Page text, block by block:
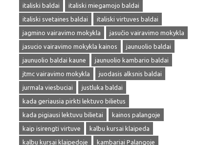
italiski baldai
italiski miegamojo baldai
italiski svetaines baldai
italiski virtuves baldai
jagmino vairavimo mokykla
jasučio vairavimo mokykla
jasucio vairavimo mokykla kainos
jaunuolio baldai
jaunuolio baldai kaune
jaunuolio kambario baldai
jtmc vairavimo mokykla
juodasis alksnis baldai
jurmala viesbuciai
justluka baldai
kada geriausia pirkti lektuvo bilietus
kada pigiausi lektuvu bilietai
kainos palangoje
kaip isirengti virtuve
kalbu kursai klaipeda
kalbu kursai klaipedoje
kambariai Palangoje